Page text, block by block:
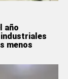
año
menos